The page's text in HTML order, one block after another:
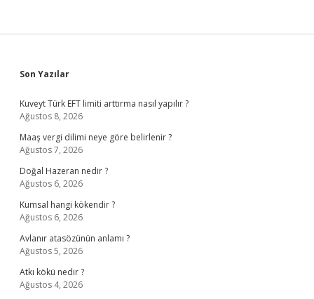
Sidebar
Son Yazılar
Kuveyt Türk EFT limiti arttırma nasıl yapılır ?
Ağustos 8, 2026
Maaş vergi dilimi neye göre belirlenir ?
Ağustos 7, 2026
Doğal Hazeran nedir ?
Ağustos 6, 2026
Kumsal hangi kökendir ?
Ağustos 6, 2026
Avlanır atasözünün anlamı ?
Ağustos 5, 2026
Atkı kökü nedir ?
Ağustos 4, 2026